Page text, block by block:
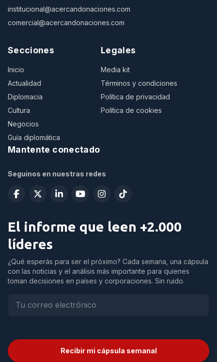
institucional@acercandonaciones.com
comercial@acercandonaciones.com
Secciones
Inicio
Actualidad
Diplomacia
Cultura
Negocios
Guía diplomática
Legales
Media kit
Términos y condiciones
Política de privacidad
Política de cookies
Mantente conectado
Seguinos en nuestras redes
El informe que leen +2.000
líderes
¿Qué esperás para ser el próximo? Cada semana, una cápsula
con las noticias y el análisis más importante para quienes
toman decisiones en países y corporaciones. Sin ruido.
Recibir mi cápsula semanal